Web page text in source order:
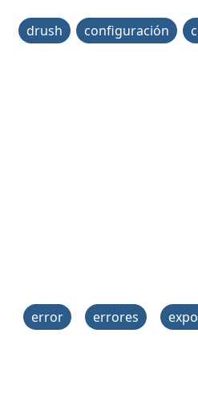
drush configuración
error errores